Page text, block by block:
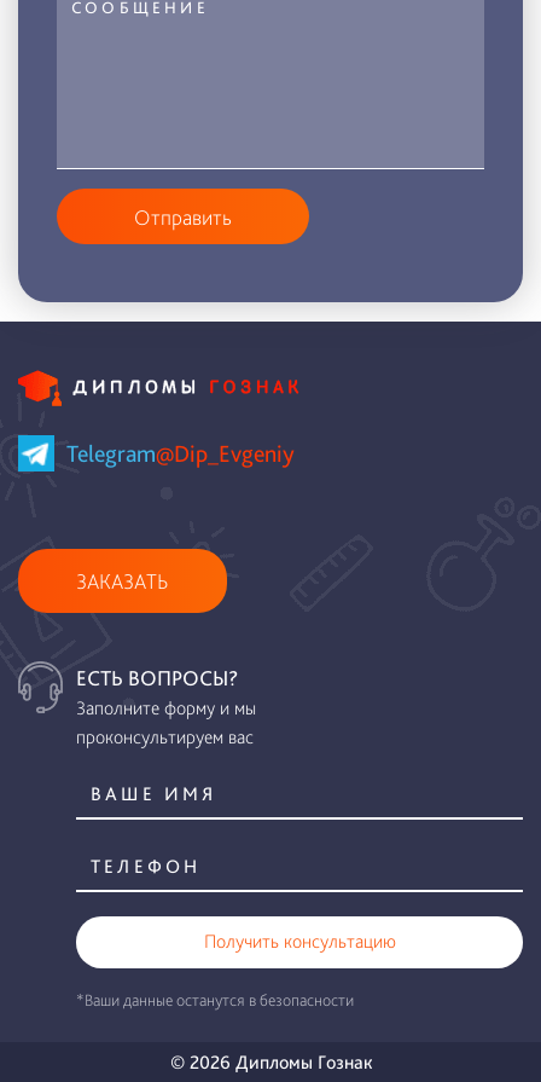
Отправить
Telegram@Dip_Evgeniy
ЗАКАЗАТЬ
ЕСТЬ ВОПРОСЫ?
Заполните форму и мы
проконсультируем вас
Получить консультацию
*Ваши данные останутся в безопасности
© 2026 Дипломы Гознак